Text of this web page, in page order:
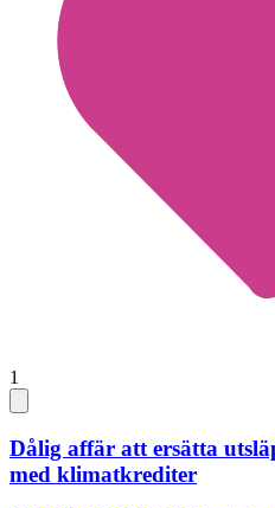
1
Dålig affär att ersätta
med klimatkrediter